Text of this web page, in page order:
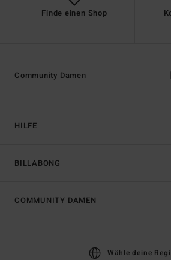
Finde einen Shop
HILFE
BILLABONG
Community Damen
COMMUNITY DAMEN
Wähle deine